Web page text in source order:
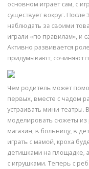
основном играет сам, с
существует вокруг.
наблюдать за своими
играли «по правилам», и
Активно развивается
придумывают, сочиняют
Чем родитель может
первых, вместе с чадом
устраивать мини-театры.
моделировать сюжеты из
магазин, в больницу, в
играть с мамой, кроха
детишками на площадке,
с игрушками. Теперь с